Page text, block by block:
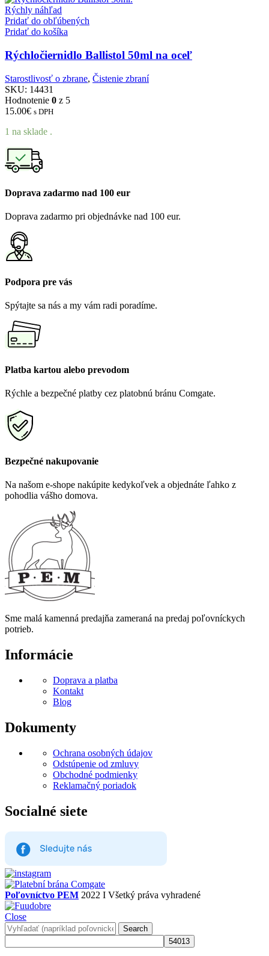
Rýchly náhľad
Pridať do obľúbených
Pridať do košíka
Rýchločiernidlo Ballistol 50ml na oceľ
Starostlivosť o zbrane, Čistenie zbraní
SKU: 14431
Hodnotenie 0 z 5
15.00€ s DPH
1 na sklade .
Doprava zadarmo nad 100 eur
Doprava zadarmo pri objednávke nad 100 eur.
Podpora pre vás
Spýtajte sa nás a my vám radi poradíme.
Platba kartou alebo prevodom
Rýchle a bezpečné platby cez platobnú bránu Comgate.
Bezpečné nakupovanie
Na našom e-shope nakúpite kedykoľvek a objednáte ľahko z
pohodlia vášho domova.
Sme malá kamenná predajňa zameraná na predaj poľovníckych
potrieb.
Informácie
Doprava a platba
Kontakt
Blog
Dokumenty
Ochrana osobných údajov
Odstúpenie od zmluvy
Obchodné podmienky
Reklamačný poriadok
Socialné siete
Poľovníctvo PEM 2022 I Všetký práva vyhradené
Close
Search